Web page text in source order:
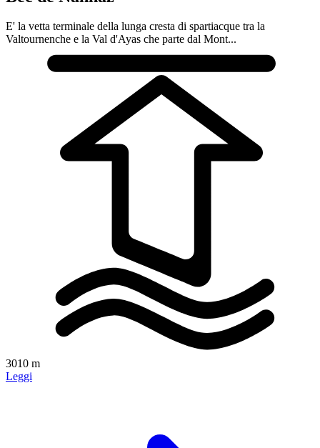
E' la vetta terminale della lunga cresta di spartiacque tra la
Valtournenche e la Val d'Ayas che parte dal Mont...
3010 m
Leggi